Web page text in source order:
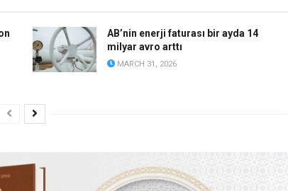
AB’nin enerji faturası bir ayda 14
milyar avro arttı
MARCH 31, 2026